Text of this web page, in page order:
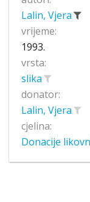
Lalin, Vjera
vrijeme:
1993.
vrsta:
slika
donator:
Lalin, Vjera
cjelina:
Donacije